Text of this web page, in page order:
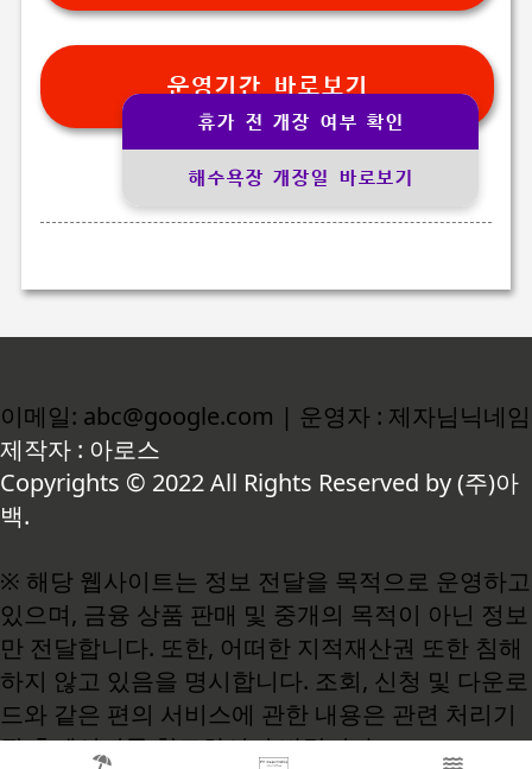
운영기간 바로보기
휴가 전 개장 여부 확인
해수욕장 개장일 바로보기
이메일: abc@google.com | 운영자 : 제자님닉네임
제작자 : 아로스
Copyrights © 2022 All Rights Reserved by (주)아
백.
※ 해당 웹사이트는 정보 전달을 목적으로 운영하고
있으며, 금융 상품 판매 및 중개의 목적이 아닌 정보
만 전달합니다. 또한, 어떠한 지적재산권 또한 침해
하지 않고 있음을 명시합니다. 조회, 신청 및 다운로
드와 같은 편의 서비스에 관한 내용은 관련 처리기
관 홈페이지를 참고하시기 바랍니다.